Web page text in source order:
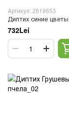
Артикул: 2619653
Диптих синие цветы
732Lei